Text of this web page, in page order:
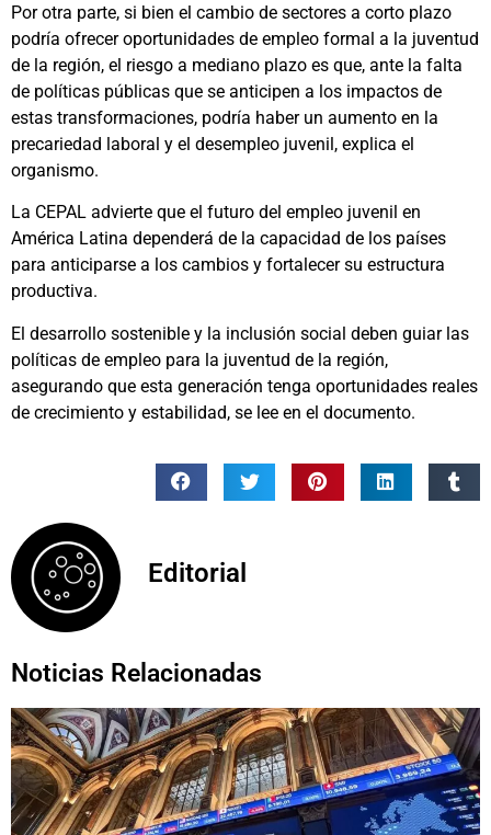
Por otra parte, si bien el cambio de sectores a corto plazo
podría ofrecer oportunidades de empleo formal a la juventud
de la región, el riesgo a mediano plazo es que, ante la falta
de políticas públicas que se anticipen a los impactos de
estas transformaciones, podría haber un aumento en la
precariedad laboral y el desempleo juvenil, explica el
organismo.
La CEPAL advierte que el futuro del empleo juvenil en
América Latina dependerá de la capacidad de los países
para anticiparse a los cambios y fortalecer su estructura
productiva.
El desarrollo sostenible y la inclusión social deben guiar las
políticas de empleo para la juventud de la región,
asegurando que esta generación tenga oportunidades reales
de crecimiento y estabilidad, se lee en el documento.
Editorial
Noticias Relacionadas